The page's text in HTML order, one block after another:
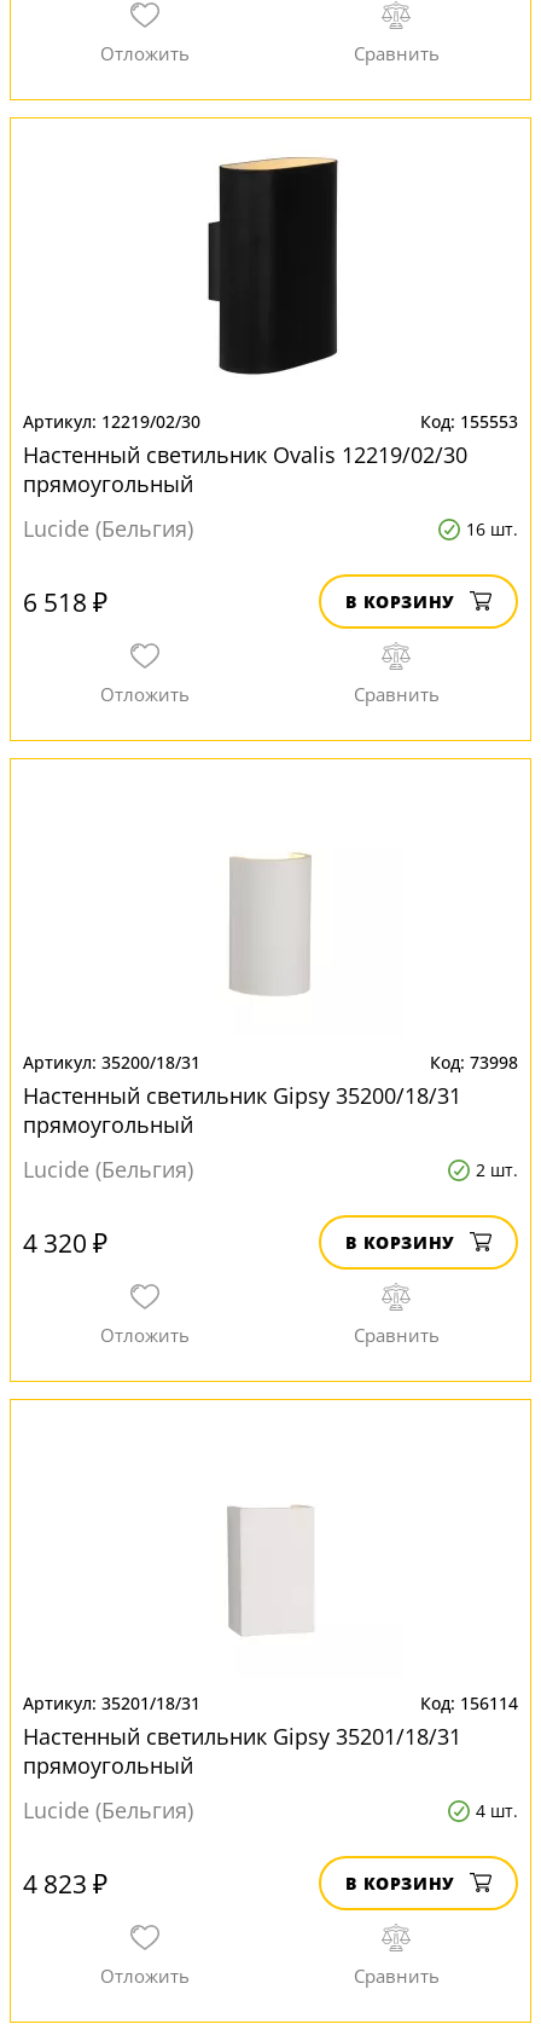
12219/02/30 155553
Настенный светильник Ovalis 12219/02/30
прямоугольный
Lucide (Бельгия)
16 шт.
6 518 ₽ В КОРЗИНУ
35200/18/31 73998
Настенный светильник Gipsy 35200/18/31
прямоугольный
Lucide (Бельгия)
2 шт.
4 320 ₽ В КОРЗИНУ
35201/18/31 156114
Настенный светильник Gipsy 35201/18/31
прямоугольный
Lucide (Бельгия)
4 шт.
4 823 ₽ В КОРЗИНУ